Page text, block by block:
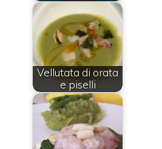
Vellutata di orata
e piselli